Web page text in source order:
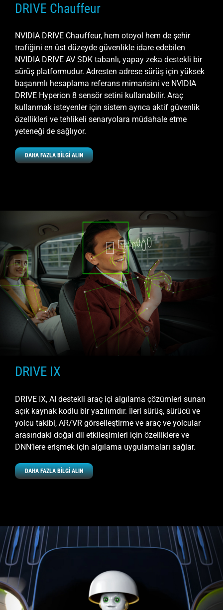
DRIVE Chauffeur
NVIDIA DRIVE Chauffeur, hem otoyol hem de şehir
trafiğini en üst düzeyde güvenlikle idare edebilen
NVIDIA DRIVE AV SDK tabanlı, yapay zeka destekli bir
sürüş platformudur. Adresten adrese sürüş için yüksek
başarımlı hesaplama referans mimarisini ve NVIDIA
DRIVE Hyperion 8 sensör setini kullanabilir. Araç
kullanmak isteyenler için sistem ayrıca aktif güvenlik
özellikleri ve tehlikeli senaryolara müdahale etme
yeteneği de sağlıyor.
DAHA FAZLA BİLGİ ALIN
DRIVE IX
DRIVE IX, AI destekli araç içi algılama çözümleri sunan
açık kaynak kodlu bir yazılımdır. İleri sürüş, sürücü ve
yolcu takibi, AR/VR görselleştirme ve araç ve yolcular
arasındaki doğal dil etkileşimleri için özelliklere ve
DNN’lere erişmek için algılama uygulamaları sağlar.
DAHA FAZLA BİLGİ ALIN